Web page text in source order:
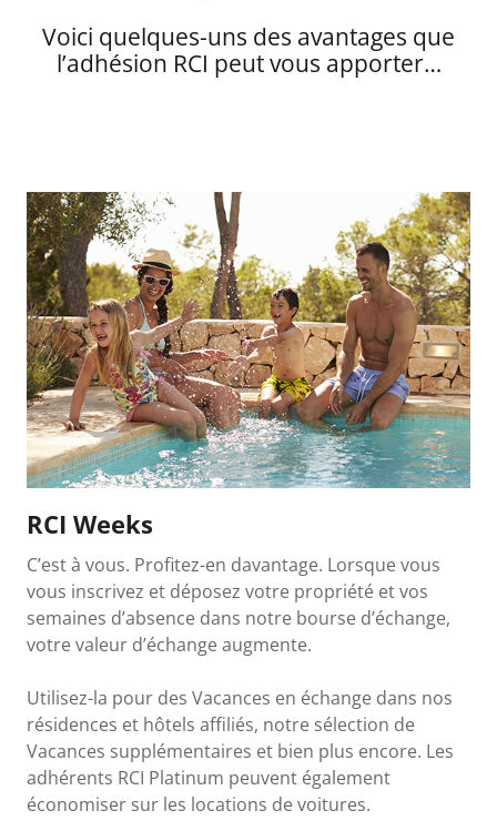
Voici quelques-uns des avantages que
l’adhésion RCI peut vous apporter…
RCI Weeks
C’est à vous. Profitez-en davantage. Lorsque vous
vous inscrivez et déposez votre propriété et vos
semaines d’absence dans notre bourse d’échange,
votre valeur d’échange augmente.
Utilisez-la pour des Vacances en échange dans nos
résidences et hôtels affiliés, notre sélection de
Vacances supplémentaires et bien plus encore. Les
adhérents RCI Platinum peuvent également
économiser sur les locations de voitures.